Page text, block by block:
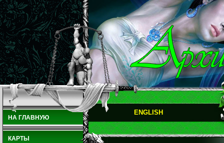
НА ГЛАВНУЮ
КАРТЫ
ENGLISH